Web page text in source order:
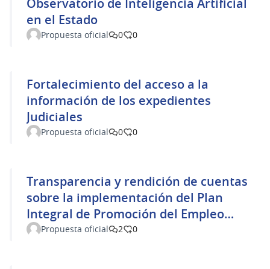
en el Estado
Propuesta oficial 0 0
Fortalecimiento del acceso a la
información de los expedientes
Judiciales
Propuesta oficial 0 0
Transparencia y rendición de cuentas
sobre la implementación del Plan
Integral de Promoción del Empleo
(PIPE)Propuesta oficial 2 0